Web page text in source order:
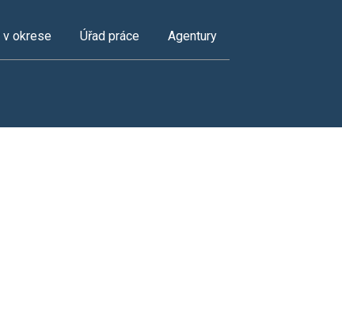
v okrese Úřad práce Agentury